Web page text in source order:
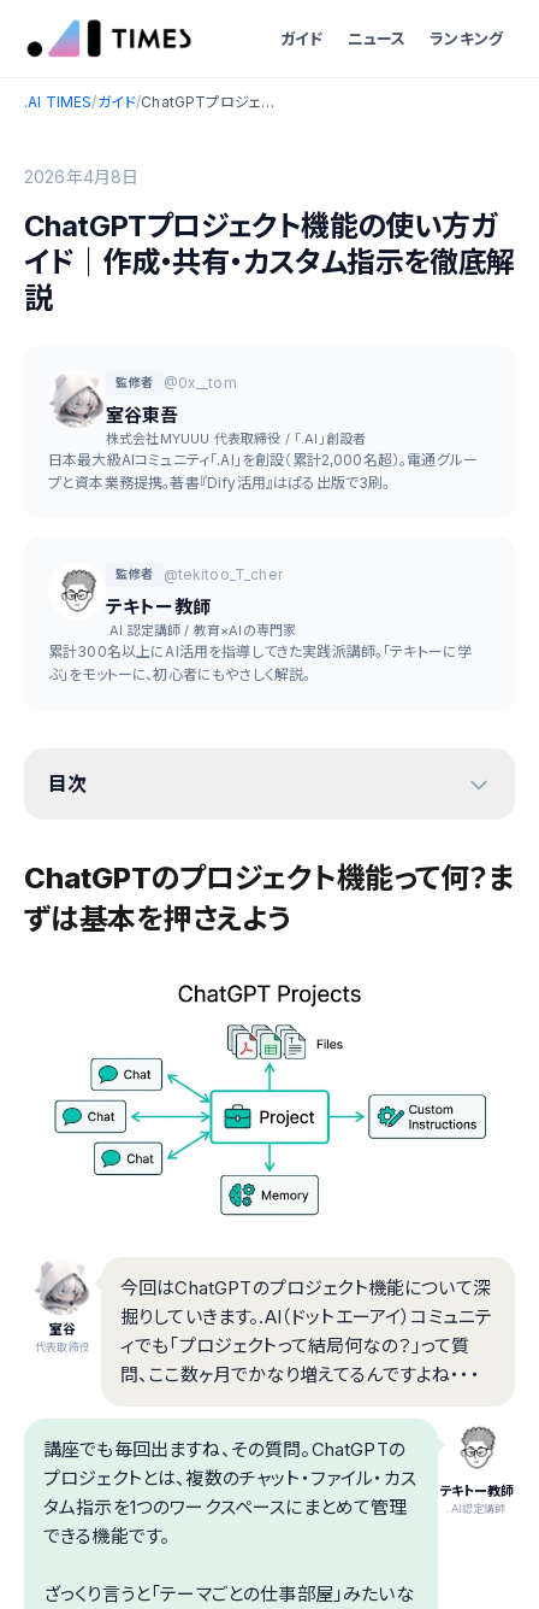
ガイド ニュース ランキング
.AI TIMES/ガイド/ ChatGPTプロジェクト機能の使い方ガイド｜作成・共有・カスタム指示を徹底解説
2026年4月8日
ChatGPTプロジェクト機能の使い方ガ
イド｜作成・共有・カスタム指示を徹底解
説
監修者 @0x__tom
室谷東吾
株式会社MYUUU 代表取締役 / 「.AI」創設者
日本最大級AIコミュニティ「.AI」を創設（累計2,000名超）。電通グルー
プと資本業務提携。著書『Dify活用』はぱる出版で3刷。
監修者 @tekitoo_T_cher
テキトー教師
.AI 認定講師 / 教育×AIの専門家
累計300名以上にAI活用を指導してきた実践派講師。「テキトーに学
ぶ」をモットーに、初心者にもやさしく解説。
目次
ChatGPTのプロジェクト機能って何？ま
ずは基本を押さえよう
室谷
代表取締役
今回はChatGPTのプロジェクト機能について深
掘りしていきます。.AI（ドットエーアイ）コミュニテ
ィでも「プロジェクトって結局何なの？」って質
問、ここ数ヶ月でかなり増えてるんですよね・・・
テキトー教師
.AI認定講師
講座でも毎回出ますね、その質問。ChatGPTの
プロジェクトとは、複数のチャット・ファイル・カス
タム指示を1つのワークスペースにまとめて管理
できる機能です。
ざっくり言うと「テーマごとの仕事部屋」みたいな